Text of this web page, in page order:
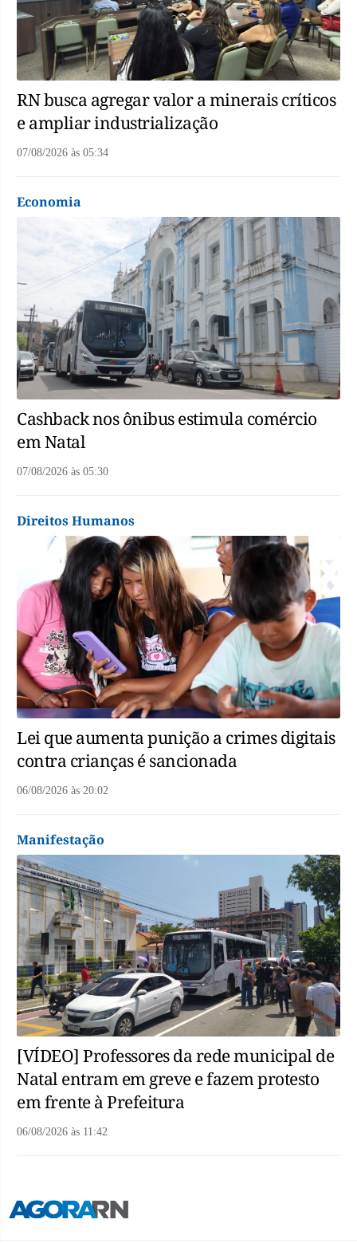
RN busca agregar valor a minerais críticos
e ampliar industrialização
07/08/2026 às 05:34
Economia
Cashback nos ônibus estimula comércio
em Natal
07/08/2026 às 05:30
Direitos Humanos
Lei que aumenta punição a crimes digitais
contra crianças é sancionada
06/08/2026 às 20:02
Manifestação
[VÍDEO] Professores da rede municipal de
Natal entram em greve e fazem protesto
em frente à Prefeitura
06/08/2026 às 11:42